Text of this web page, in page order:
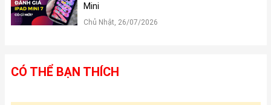
Mini
Chủ Nhật, 26/07/2026
CÓ THỂ BẠN THÍCH